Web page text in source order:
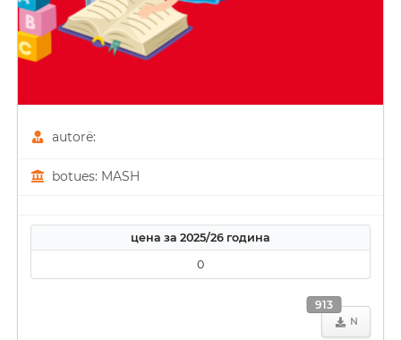
autorë:
botues: MASH
цена за 2025/26 година
0
N
913